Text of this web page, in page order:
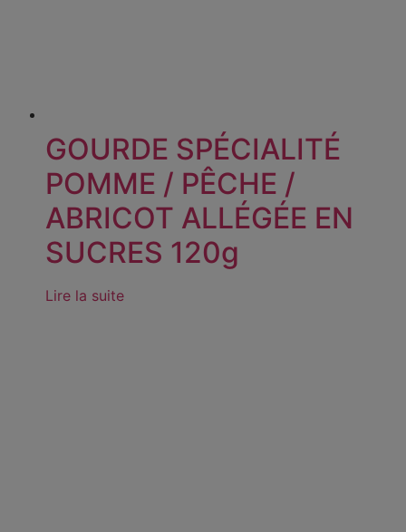
GOURDE SPÉCIALITÉ
POMME / PÊCHE /
ABRICOT ALLÉGÉE EN
SUCRES 120g
Lire la suite